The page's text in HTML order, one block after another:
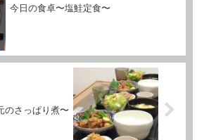
今日の食卓〜塩鮭定食〜
のさっぱり煮〜